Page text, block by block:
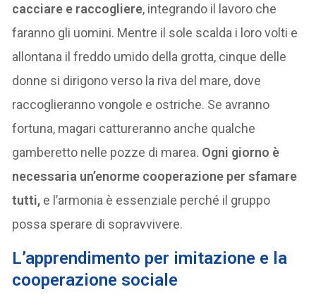
cacciare e raccogliere, integrando il lavoro che
faranno gli uomini. Mentre il sole scalda i loro volti e
allontana il freddo umido della grotta, cinque delle
donne si dirigono verso la riva del mare, dove
raccoglieranno vongole e ostriche. Se avranno
fortuna, magari cattureranno anche qualche
gamberetto nelle pozze di marea. Ogni giorno è
necessaria un’enorme cooperazione per sfamare
tutti, e l’armonia è essenziale perché il gruppo
possa sperare di sopravvivere.
L’apprendimento per imitazione e la
cooperazione sociale